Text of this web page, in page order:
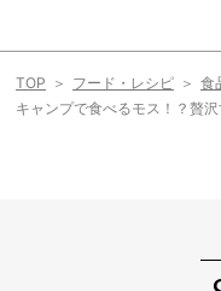
TOP フード・レシピ
食
キャンプで食べるモス！？贅